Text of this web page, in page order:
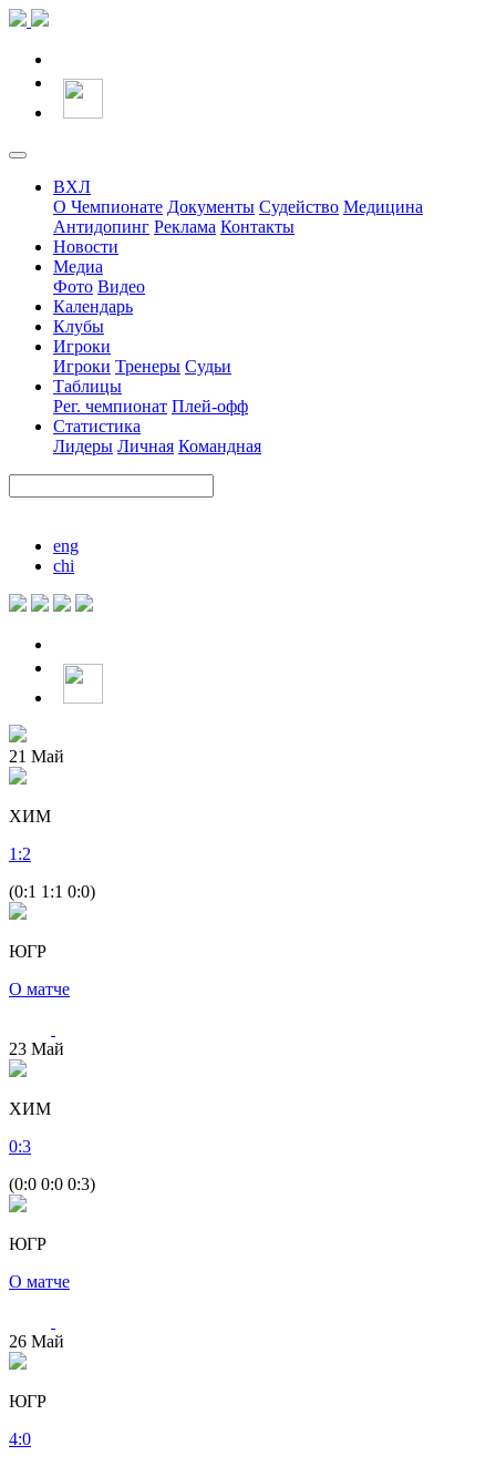
ВХЛ
О Чемпионате Документы Судейство Медицина
Антидопинг Реклама Контакты
Новости
Медиа
Фото Видео
Календарь
Клубы
Игроки
Игроки Тренеры Судьи
Таблицы
Рег. чемпионат Плей-офф
Статистика
Лидеры Личная Командная
eng
chi
21 Май
ХИМ
1 :2
(0:1 1:1 0:0)
ЮГР
О матче
23 Май
ХИМ
0:3
(0:0 0:0 0:3)
ЮГР
О матче
26 Май
ЮГР
4:0